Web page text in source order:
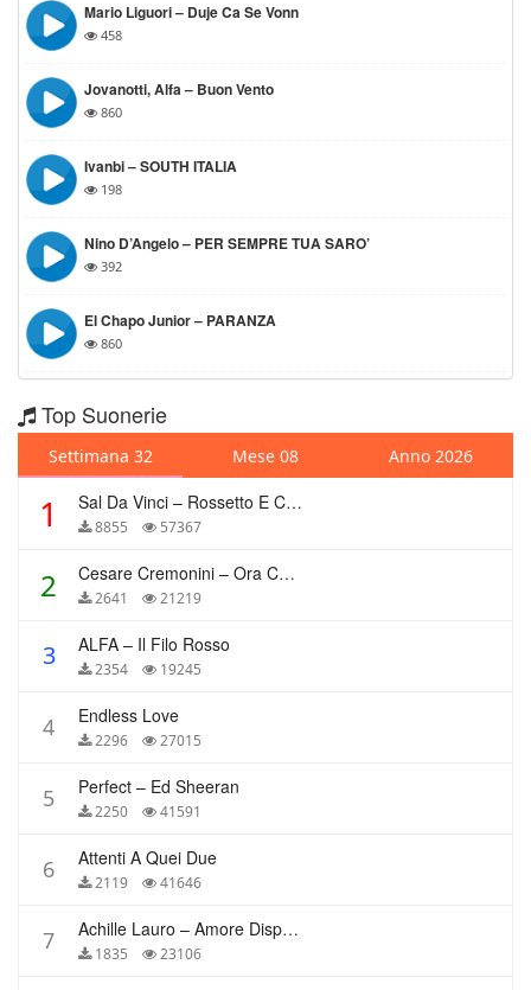
Mario Liguori – Duje Ca Se Vonn
458
Jovanotti, Alfa – Buon Vento
860
Ivanbi – SOUTH ITALIA
198
Nino D’Angelo – PER SEMPRE TUA SARO’
392
El Chapo Junior – PARANZA
860
Top Suonerie
Settimana 32 Mese 08 Anno 2026
1 Sal Da Vinci – Rossetto E Caffè
8855 57367
2 Cesare Cremonini – Ora Che Non Ho Più Te
2641 21219
3 ALFA – Il Filo Rosso
2354 19245
4 Endless Love
2296 27015
5 Perfect – Ed Sheeran
2250 41591
6 Attenti A Quei Due
2119 41646
7 Achille Lauro – Amore Disperato
1835 23106